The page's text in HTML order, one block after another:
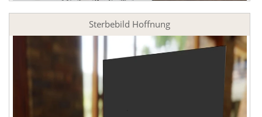
Sterbebild Hoffnung